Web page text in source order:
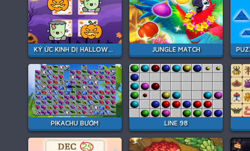
KÝ ỨC KINH DỊ HALLOWEEN JUNGLE MATCH
PIKACHU BƯỚM LINE 98